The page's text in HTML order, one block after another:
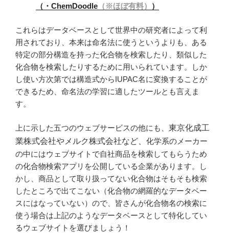
（・ChemDoodle （※ほぼ有料） ）
これらはデータベースとして世界中の研究者によって利
用されており、本来は命名法に使うというよりも、ある
特定の部分構造を持った化合物を検索したり、類似した
化合物を検索したりするために用いられています。しか
し使い方次第では構造式からIUPAC名に変換することが
できるため、命名法の学習に適したツールとも言えま
す。
上に示した五つのウェブサービスの他にも、 東京化成工
業株式会社やメルク株式会社など、 化学系のメーカー
の中にはウェブサイトで自社商品を検索してもらうため
の化合物検索アプリを公開している企業があります。し
かし、商品として取り扱ってない化合物はそもそも検索
したところで出てこない（化合物の網羅的なデータベー
スにはなっていない）ので、皆さんが化合物名の検索に
使う場合は上記のようなデータベースとして特化してい
るウェブサイトを選びましょう！